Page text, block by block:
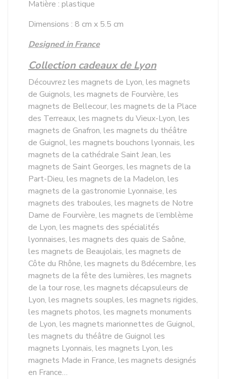
Matière : plastique
Dimensions : 8 cm x 5.5 cm
Designed in France
Collection cadeaux de Lyon
Découvrez les magnets de Lyon, les magnets
de Guignols, les magnets de Fourvière, les
magnets de Bellecour, les magnets de la Place
des Terreaux, les magnets du Vieux-Lyon, les
magnets de Gnafron, les magnets du théâtre
de Guignol, les magnets bouchons lyonnais, les
magnets de la cathédrale Saint Jean, les
magnets de Saint Georges, les magnets de la
Part-Dieu, les magnets de la Madelon, les
magnets de la gastronomie Lyonnaise, les
magnets des traboules, les magnets de Notre
Dame de Fourvière, les magnets de l’emblème
de Lyon, les magnets des spécialités
lyonnaises, les magnets des quais de Saône,
les magnets de Beaujolais, les magnets de
Côte du Rhône, les magnets du 8décembre, les
magnets de la fête des lumières, les magnets
de la tour rose, les magnets décapsuleurs de
Lyon, les magnets souples, les magnets rigides,
les magnets photos, les magnets monuments
de Lyon, les magnets marionnettes de Guignol,
les magnets du théâtre de Guignol les
magnets Lyonnais, les magnets Lyon, les
magnets Made in France, les magnets designés
en France…